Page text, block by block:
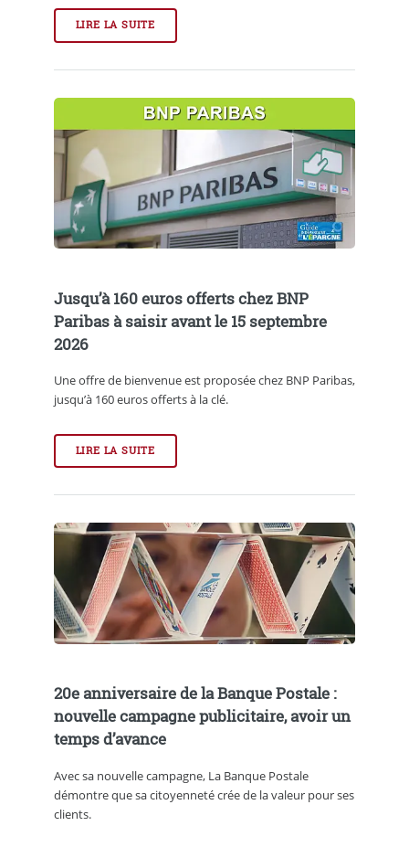
LIRE LA SUITE
Jusqu’à 160 euros offerts chez BNP
Paribas à saisir avant le 15 septembre
2026
Une offre de bienvenue est proposée chez BNP Paribas,
jusqu’à 160 euros offerts à la clé.
LIRE LA SUITE
20e anniversaire de la Banque Postale :
nouvelle campagne publicitaire, avoir un
temps d’avance
Avec sa nouvelle campagne, La Banque Postale
démontre que sa citoyenneté crée de la valeur pour ses
clients.